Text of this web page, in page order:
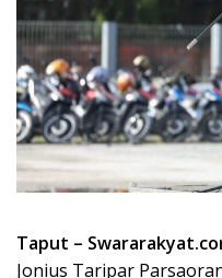
Taput –
Jonius Taripar